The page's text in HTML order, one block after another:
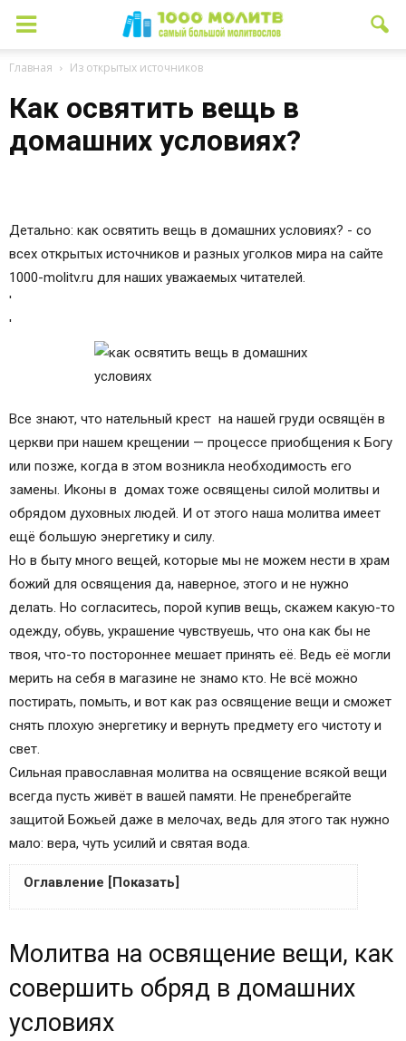
Главная Из открытых источников
Как освятить вещь в
домашних условиях?
Детально: как освятить вещь в домашних условиях? - со
всех открытых источников и разных уголков мира на сайте
1000-molitv.ru для наших уважаемых читателей.
'
'
Все знают, что нательный крест на нашей груди освящён в
церкви при нашем крещении — процессе приобщения к Богу
или позже, когда в этом возникла необходимость его
замены. Иконы в домах тоже освящены силой молитвы и
обрядом духовных людей. И от этого наша молитва имеет
ещё большую энергетику и силу.
Но в быту много вещей, которые мы не можем нести в храм
божий для освящения да, наверное, этого и не нужно
делать. Но согласитесь, порой купив вещь, скажем какую-то
одежду, обувь, украшение чувствуешь, что она как бы не
твоя, что-то постороннее мешает принять её. Ведь её могли
мерить на себя в магазине не знамо кто. Не всё можно
постирать, помыть, и вот как раз освящение вещи и сможет
снять плохую энергетику и вернуть предмету его чистоту и
свет.
Сильная православная молитва на освящение всякой вещи
всегда пусть живёт в вашей памяти. Не пренебрегайте
защитой Божьей даже в мелочах, ведь для этого так нужно
мало: вера, чуть усилий и святая вода.
Оглавление [Показать]
обряд в домашних условиях
Молитва мирянина на освящение всякой вещи
Как правильно читается молитва на освящение
всякой вещи мирянином
Молитва на освящение вещи, как
совершить обряд в домашних
условиях